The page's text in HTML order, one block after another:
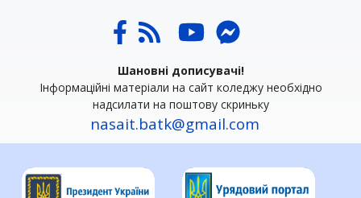
Шановні дописувачі!
Інформаційні матеріали на сайт коледжу необхідно
надсилати на поштову скриньку
nasait.batk@gmail.com